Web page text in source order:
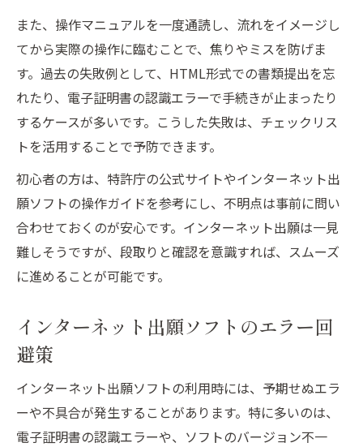
また、操作マニュアルを一度通読し、流れをイメージし
てから実際の操作に臨むことで、焦りやミスを防げま
す。過去の失敗例として、HTML形式での書類提出を忘
れたり、電子証明書の認識エラーで手続きが止まったり
するケースが多いです。こうした失敗は、チェックリス
トを活用することで予防できます。
初心者の方は、特許庁の公式サイトやインターネット出
願ソフトの操作ガイドを参考にし、不明点は事前に問い
合わせておくのが安心です。インターネット出願は一見
難しそうですが、段取りと確認を意識すれば、スムーズ
に進めることが可能です。
インターネット出願ソフトのエラー回
避策
インターネット出願ソフトの利用時には、予期せぬエラ
ーや不具合が発生することがあります。特に多いのは、
電子証明書の認識エラーや、ソフトのバージョン不一